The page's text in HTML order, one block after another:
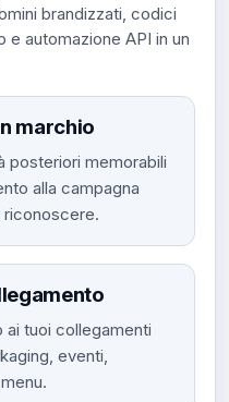
brandizzati, codici
e automazione API in un
marchio
posteriori memorabili
alla campagna
ai tuoi collegamenti
eventi,